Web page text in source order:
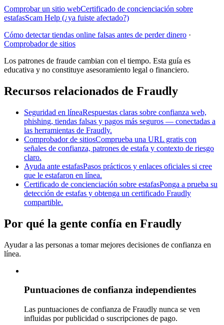
Comprobar un sitio webCertificado de concienciación sobre
estafasScam Help (¿ya fuiste afectado?)
Cómo detectar tiendas online falsas antes de perder dinero ·
Comprobador de sitios
Los patrones de fraude cambian con el tiempo. Esta guía es
educativa y no constituye asesoramiento legal o financiero.
Recursos relacionados de Fraudly
Seguridad en líneaRespuestas claras sobre confianza web,
phishing, tiendas falsas y pagos más seguros — conectadas a
las herramientas de Fraudly.
Comprobador de sitiosComprueba una URL gratis con
señales de confianza, patrones de estafa y contexto de riesgo
claro.
Ayuda ante estafasPasos prácticos y enlaces oficiales si cree
que le estafaron en línea.
Certificado de concienciación sobre estafasPonga a prueba su
detección de estafas y obtenga un certificado Fraudly
compartible.
Por qué la gente confía en Fraudly
Ayudar a las personas a tomar mejores decisiones de confianza en
línea.
Puntuaciones de confianza independientes
Las puntuaciones de confianza de Fraudly nunca se ven
influidas por publicidad o suscripciones de pago.